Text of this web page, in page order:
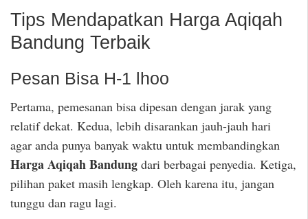
Tips Mendapatkan Harga Aqiqah
Bandung Terbaik
Pesan Bisa H-1 lhoo
Pertama, pemesanan bisa dipesan dengan jarak yang
relatif dekat. Kedua, lebih disarankan jauh-jauh hari
agar anda punya banyak waktu untuk membandingkan
Harga Aqiqah Bandung dari berbagai penyedia. Ketiga,
pilihan paket masih lengkap. Oleh karena itu, jangan
tunggu dan ragu lagi.